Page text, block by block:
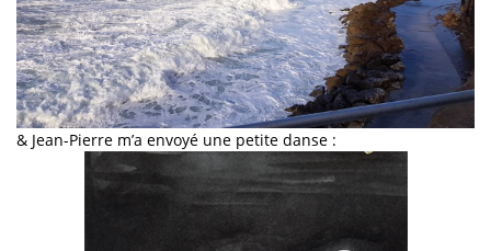
& Jean-Pierre m’a envoyé une petite danse :